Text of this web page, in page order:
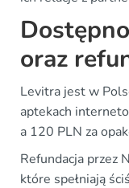
oraz
Levitra jest w
aptekach
a 120 PLN za
Refundacja przez
które spełniają